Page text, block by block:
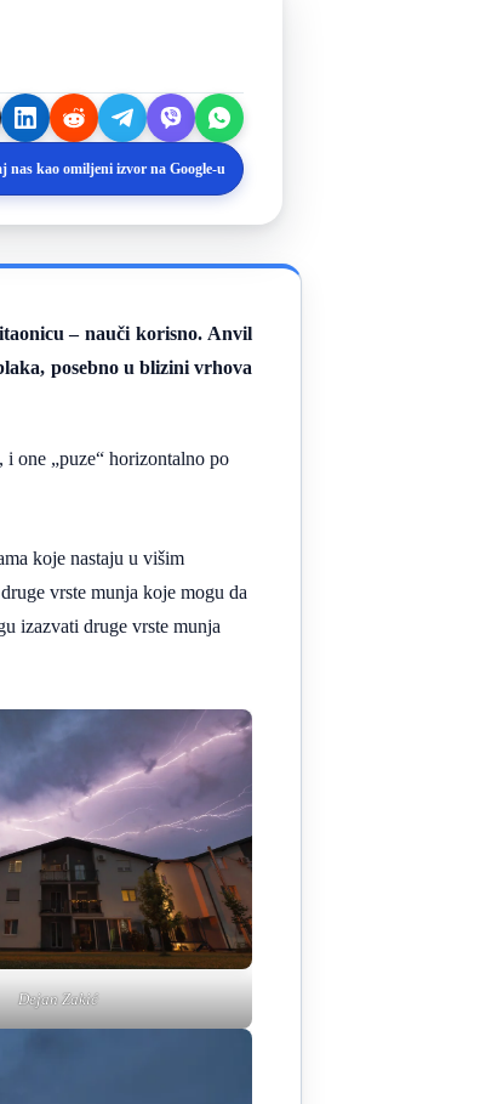
nas kao omiljeni izvor na Google-u
– nauči korisno. Anvil
posebno u blizini vrhova
one „puze“ horizontalno po
koje nastaju u višim
vrste munja koje mogu da
izazvati druge vrste munja
Dejan Zakić